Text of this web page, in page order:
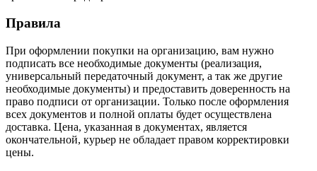
Правила
При оформлении покупки на организацию, вам нужно
подписать все необходимые документы (реализация,
универсальный передаточный документ, а так же другие
необходимые документы) и предоставить доверенность на
право подписи от организации. Только после оформления
всех документов и полной оплаты будет осуществлена
доставка. Цена, указанная в документах, является
окончательной, курьер не обладает правом корректировки
цены.